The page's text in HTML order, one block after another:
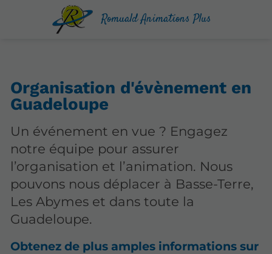
Romuald Animations Plus
Organisation d'évènement en
Guadeloupe
Un événement en vue ? Engagez
notre équipe pour assurer
l’organisation et l’animation. Nous
pouvons nous déplacer à Basse-Terre,
Les Abymes et dans toute la
Guadeloupe.
Obtenez de plus amples informations sur